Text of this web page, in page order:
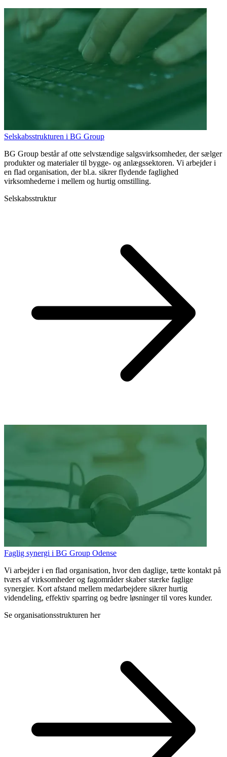
Selskabsstrukturen i BG Group
BG Group består af otte selvstændige salgsvirksomheder, der sælger
produkter og materialer til bygge- og anlægssektoren. Vi arbejder i
en flad organisation, der bl.a. sikrer flydende faglighed
virksomhederne i mellem og hurtig omstilling.
Selskabsstruktur
Faglig synergi i BG Group Odense
Vi arbejder i en flad organisation, hvor den daglige, tætte kontakt på
tværs af virksomheder og fagområder skaber stærke faglige
synergier. Kort afstand mellem medarbejdere sikrer hurtig
videndeling, effektiv sparring og bedre løsninger til vores kunder.
Se organisationsstrukturen her